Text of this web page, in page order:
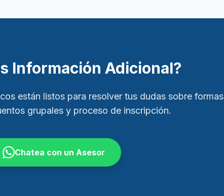
Información Adicional?
están listos para resolver tus dudas sobre formas
grupales y proceso de inscripción.
Chatea con un Asesor